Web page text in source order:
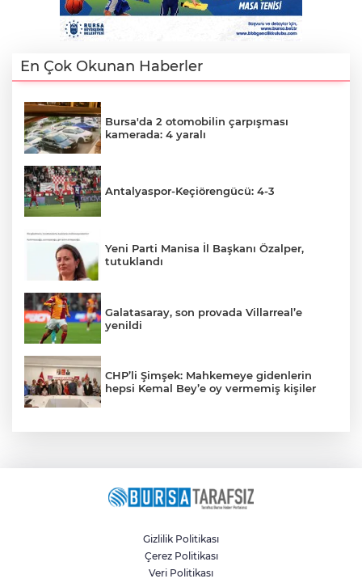
En Çok Okunan Haberler
Bursa'da 2 otomobilin çarpışması
kamerada: 4 yaralı
Antalyaspor-Keçiörengücü: 4-3
Yeni Parti Manisa İl Başkanı Özalper,
tutuklandı
Galatasaray, son provada Villarreal’e
yenildi
CHP’li Şimşek: Mahkemeye gidenlerin
hepsi Kemal Bey’e oy vermemiş kişiler
Gizlilik Politikası
Çerez Politikası
Veri Politikası